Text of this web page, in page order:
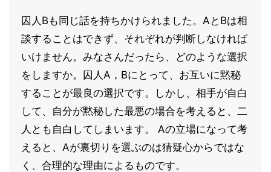
囚人Bも同じ話を持ちかけられました。AとBは相
談することはできず、それぞれが判断しなければ
いけません。みなさんだったら、どのような選択
をしますか。囚人A，Bにとって、お互いに黙秘
することが最良の選択です。しかし、相手が自白
して、自分が黙秘した最悪の場合を考えると、二
人とも自白してしまいます。 Aの立場になって考
えると、Aが裏切りを選ぶのは猜疑心からではな
く、合理的な理由によるものです。